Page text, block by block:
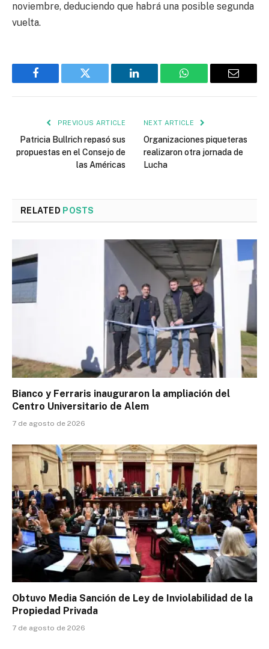
noviembre, deduciendo que habrá una posible segunda
vuelta.
Facebook Twitter LinkedIn WhatsApp Email
PREVIOUS ARTICLE
Patricia Bullrich repasó sus
propuestas en el Consejo de
las Américas
NEXT ARTICLE
Organizaciones piqueteras
realizaron otra jornada de
Lucha
RELATED POSTS
Bianco y Ferraris inauguraron la ampliación del
Centro Universitario de Alem
7 de agosto de 2026
Obtuvo Media Sanción de Ley de Inviolabilidad de la
Propiedad Privada
7 de agosto de 2026